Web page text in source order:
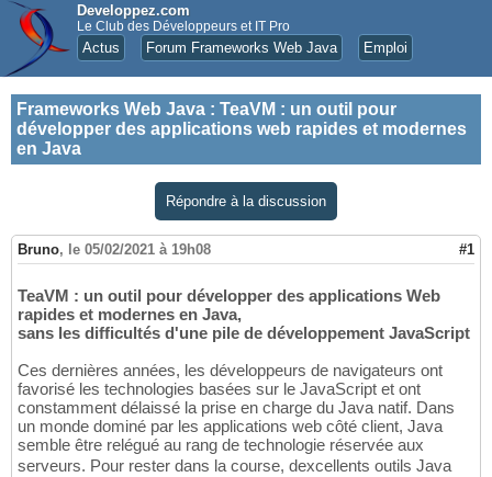
Developpez.com
Le Club des Développeurs et IT Pro
Actus Forum Frameworks Web Java Emploi
Frameworks Web Java : TeaVM : un outil pour
développer des applications web rapides et modernes
en Java
Répondre à la discussion
Bruno, le 05/02/2021 à 19h08 #1
TeaVM : un outil pour développer des applications Web
rapides et modernes en Java,
sans les difficultés d'une pile de développement JavaScript
Ces dernières années, les développeurs de navigateurs ont
favorisé les technologies basées sur le JavaScript et ont
constamment délaissé la prise en charge du Java natif. Dans
un monde dominé par les applications web côté client, Java
semble être relégué au rang de technologie réservée aux
serveurs. Pour rester dans la course, dexcellents outils Java